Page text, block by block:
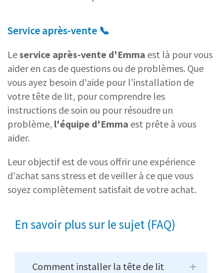
Service après-vente 📞
Leservice après-vente d'Emma est là pour vous
aider en cas de questions ou de problèmes. Que
vous ayez besoin d'aide pour l'installation de
votre tête de lit, pour comprendre les
instructions de soin ou pour résoudre un
problème, l'équipe d'Emma est prête à vous
aider.
Leur objectif est de vous offrir une expérience
d'achat sans stress et de veiller à ce que vous
soyez complètement satisfait de votre achat.
En savoir plus sur le sujet (FAQ)
Comment installer la tête de lit